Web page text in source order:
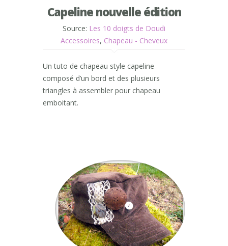
Capeline nouvelle édition
Source: Les 10 doigts de Doudi
Accessoires, Chapeau - Cheveux
Un tuto de chapeau style capeline
composé d’un bord et des plusieurs
triangles à assembler pour chapeau
emboitant.